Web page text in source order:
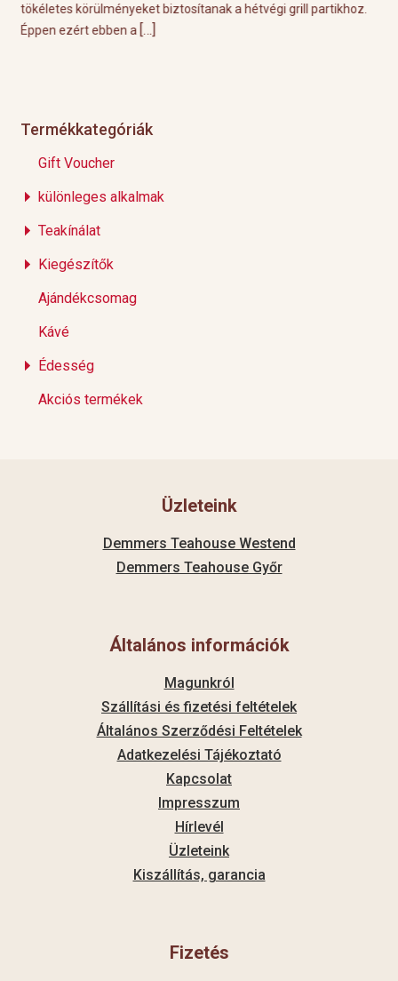
tökéletes körülményeket biztosítanak a hétvégi grill partikhoz.
Éppen ezért ebben a […]
Termékkategóriák
Gift Voucher
különleges alkalmak
Teakínálat
Kiegészítők
Ajándékcsomag
Kávé
Édesség
Akciós termékek
Üzleteink
Demmers Teahouse Westend
Demmers Teahouse Győr
Általános információk
Magunkról
Szállítási és fizetési feltételek
Általános Szerződési Feltételek
Adatkezelési Tájékoztató
Kapcsolat
Impresszum
Hírlevél
Üzleteink
Kiszállítás, garancia
Fizetés